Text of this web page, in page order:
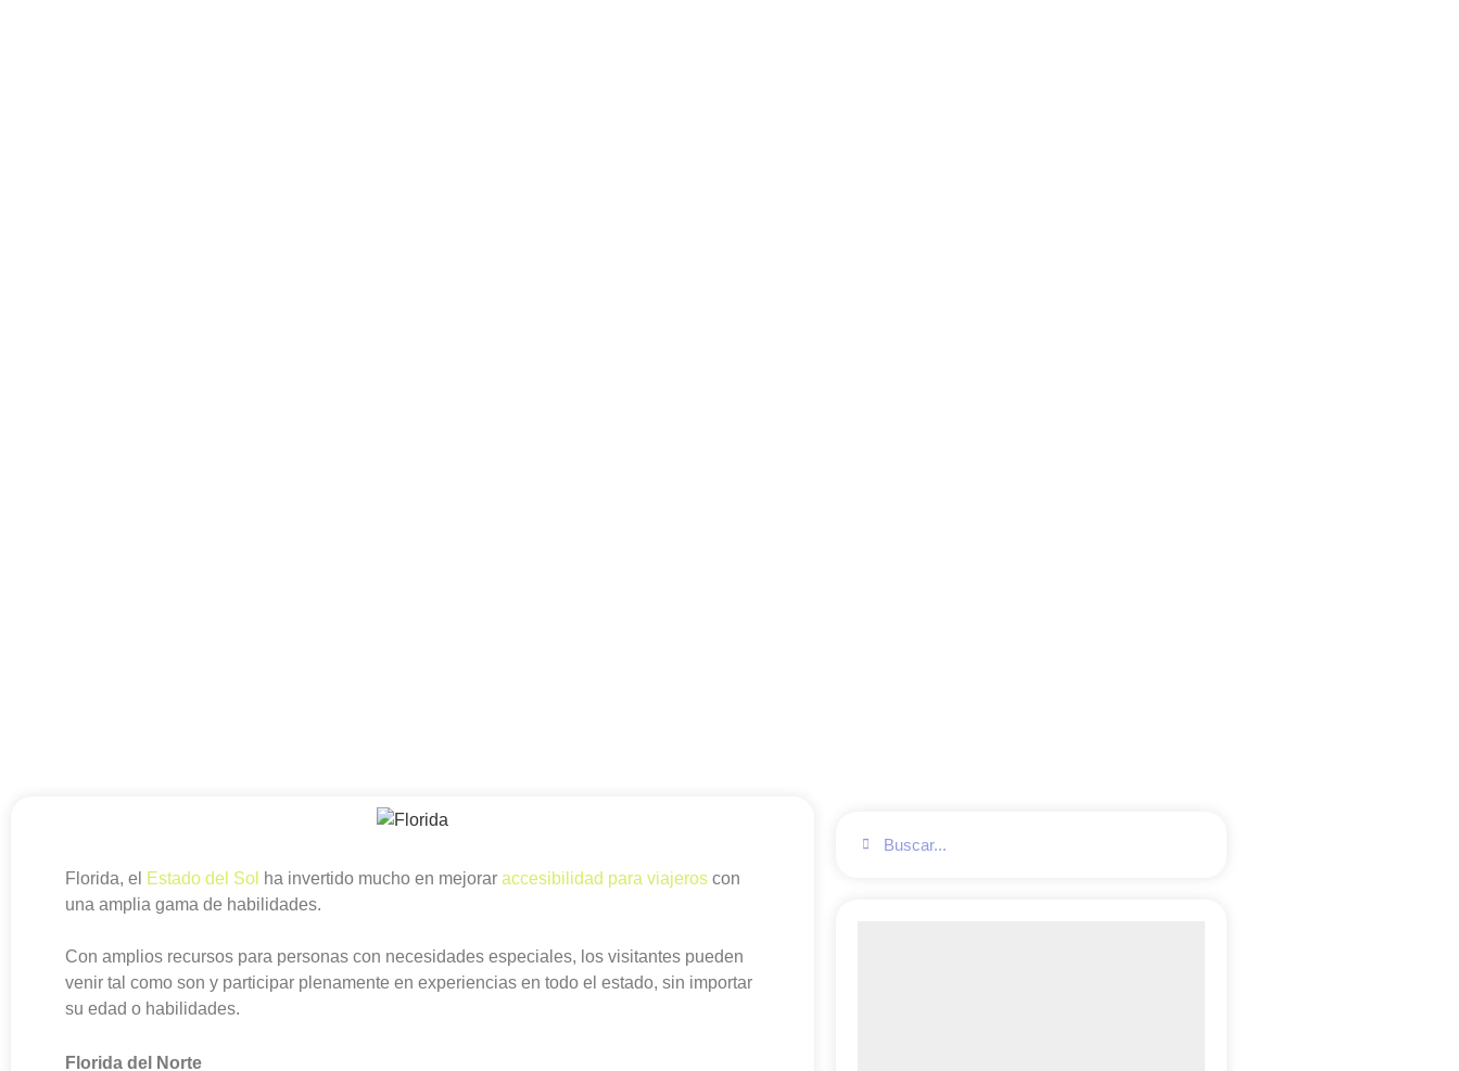
Florida, el Estado del Sol ha invertido mucho en mejorar accesibilidad para viajeros con
una amplia gama de habilidades.
Con amplios recursos para personas con necesidades especiales, los visitantes pueden
venir tal como son y participar plenamente en experiencias en todo el estado, sin importar
su edad o habilidades.
Florida del Norte